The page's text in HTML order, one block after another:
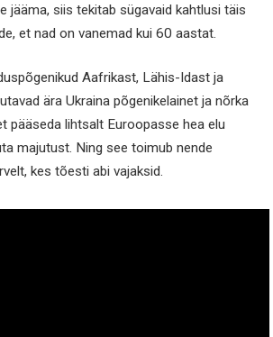
jääma, siis tekitab sügavaid kahtlusi täis
et nad on vanemad kui 60 aastat.
Aafrikast, Lähis-Idast ja
ära Ukraina põgenikelainet ja nõrka
pääseda lihtsalt Euroopasse hea elu
majutust. Ning see toimub nende
kes tõesti abi vajaksid.